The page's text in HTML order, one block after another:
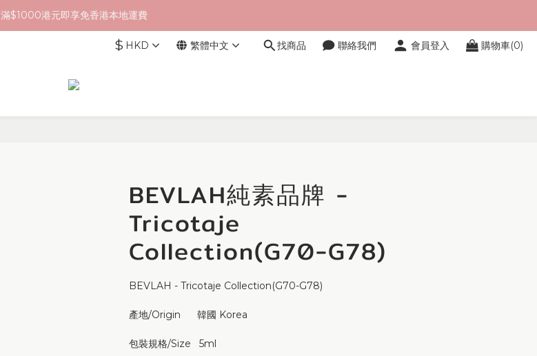
滿$1000港元即享免香港本地運費
$ HKD 繁體中文 找商品 聯絡我們 會員登入 購物車(0)
BEVLAH純素品牌 -
Tricotaje
Collection(G70-G78)
BEVLAH - Tricotaje Collection(G70-G78)
產地/Origin      韓國 Korea
包裝規格/Size   5ml